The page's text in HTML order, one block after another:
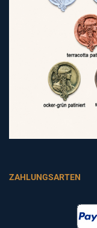
ZAHLUNGSARTEN